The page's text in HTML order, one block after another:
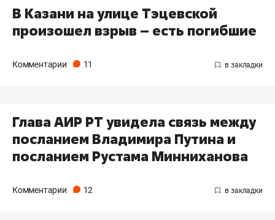
В Казани на улице Тэцевской
произошел взрыв – есть погибшие
Комментарии 11
Глава АИР РТ увидела связь между
посланием Владимира Путина и
посланием Рустама Минниханова
Комментарии 12